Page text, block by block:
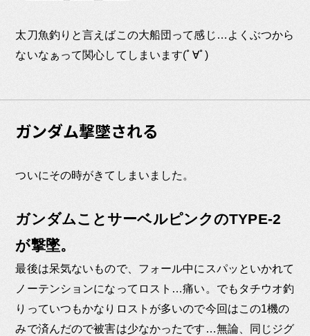
太刀魚釣りと言えばこの大船団って感じ…よくぶつから
ないなぁって関心してしまいます(ﾟ∀ﾟ)
ガンダム撃墜される
ついにその時がきてしまいました。
ガンダムことサーベルピンクのTYPE-2
が撃墜。
最後は呆気ないもので、フォール中にスパッといかれて
ノーテンションになってロスト…痛い。でもタチウオ釣
りっていつもかなりロストが多いので今回はこの1機の
みで済んだので被害は少なかったです…無論、同じジグ